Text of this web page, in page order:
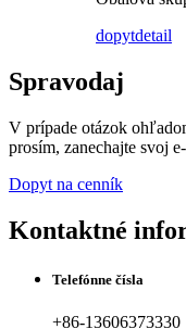
dopytdetail
Spravodaj
V prípade otázok
prosím, zanechajte svoj
Dopyt na cenník
Kontaktné
Telefónne čísla
+86-13606373330